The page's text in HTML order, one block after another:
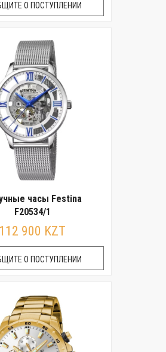
О ПОСТУПЛЕНИИ
часы Festina
F20534/1
112 900 KZT
О ПОСТУПЛЕНИИ